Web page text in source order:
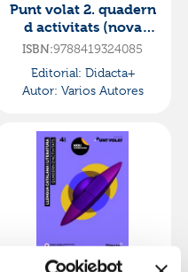
Punt volat 2. quadern
d activitats (nova
edició
unt volat
ISBN:9788419324085
Editorial: Didacta+
Autor: Varios Autores